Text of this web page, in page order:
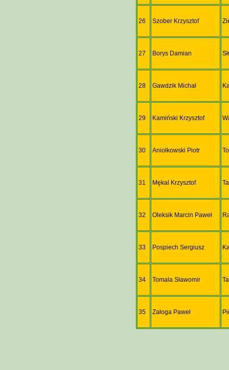
26 Szober Krzysztof
27 Borys Damian
28 Gawdzik Michał
29 Kamiński Krzysztof
30 Aniołkowski Piotr
31 Mękal Krzysztof
32 Oleksik Marcin Paweł
33 Pospiech Sergiusz
34 Tomala Sławomir
35 Załoga Paweł